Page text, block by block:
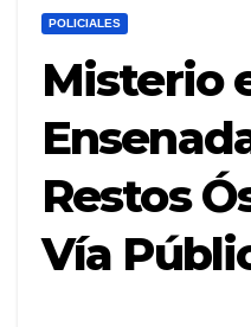
POLICIALES
Misterio
Restos
Vía